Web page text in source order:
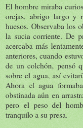
El hombre miraba
orejas, abrigo largo y
huesos. Observaba los
la sucia corriente. De
acercaba más
anteriores, cuando
de un colchón, pensó
sobre el agua, así
Ahora el agua
obstinada aún en
pero el peso del
tranquilo a su presa.